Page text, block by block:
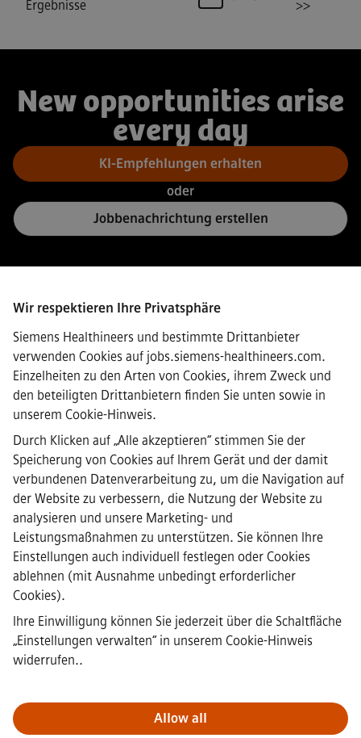
Wir respektieren Ihre Privatsphäre
Siemens Healthineers und bestimmte Drittanbieter
verwenden Cookies auf jobs.siemens-healthineers.com.
Einzelheiten zu den Arten von Cookies, ihrem Zweck und
den beteiligten Drittanbietern finden Sie unten sowie in
unserem Cookie-Hinweis.
Durch Klicken auf „Alle akzeptieren“ stimmen Sie der
Speicherung von Cookies auf Ihrem Gerät und der damit
verbundenen Datenverarbeitung zu, um die Navigation auf
der Website zu verbessern, die Nutzung der Website zu
analysieren und unsere Marketing- und
Leistungsmaßnahmen zu unterstützen. Sie können Ihre
Einstellungen auch individuell festlegen oder Cookies
ablehnen (mit Ausnahme unbedingt erforderlicher
Cookies).
Ihre Einwilligung können Sie jederzeit über die Schaltfläche
„Einstellungen verwalten“ in unserem Cookie-Hinweis
widerrufen..
Allow all
Ergebnisse
>>
New opportunities arise
every day
KI-Empfehlungen erhalten
oder
Jobbenachrichtung erstellen
Connect
Siemens Healthineers AG © 2026
·
Unternehmensinformationen
Datenschutzrichtlinie
·
Cookie-Hinweis
·
Nutzungsbedingungen
Digitale ID
Whistleblowing
Wichtiger Hinweis:
nach dem Bewerbungsprozess – Gebühren verlangt. Wir fordern
keine Bankdaten oder persönlichen Finanzinformationen als